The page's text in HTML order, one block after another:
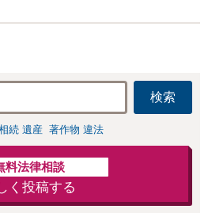
者さまのご要望を
有】【初回相談30
検索
続 遺産 著作物 違法
料法律相談
く投稿する